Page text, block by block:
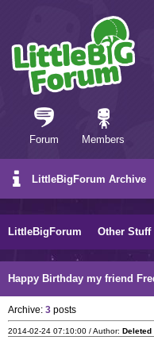
Forum Members
LittleBigForum Archive
LittleBigForum Other Stuff
Happy Birthday my friend
Archive: 3 posts
2014-02-24 07:10:00 / Author: Deleted